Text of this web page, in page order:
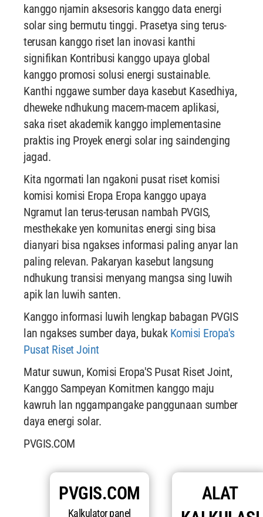
kanggo njamin aksesoris kanggo data energi
solar sing bermutu tinggi. Prasetya sing terus-
terusan kanggo riset lan inovasi kanthi
signifikan Kontribusi kanggo upaya global
kanggo promosi solusi energi sustainable.
Kanthi nggawe sumber daya kasebut Kasedhiya,
dheweke ndhukung macem-macem aplikasi,
saka riset akademik kanggo implementasine
praktis ing Proyek energi solar ing saindenging
jagad.
Kita ngormati lan ngakoni pusat riset komisi
komisi komisi Eropa Eropa kanggo upaya
Ngramut lan terus-terusan nambah PVGIS,
mesthekake yen komunitas energi sing bisa
dianyari bisa ngakses informasi paling anyar lan
paling relevan. Pakaryan kasebut langsung
ndhukung transisi menyang mangsa sing luwih
apik lan luwih santen.
Kanggo informasi luwih lengkap babagan PVGIS
lan ngakses sumber daya, bukak Komisi Eropa's
Pusat Riset Joint
Matur suwun, Komisi Eropa'S Pusat Riset Joint,
Kanggo Sampeyan Komitmen kanggo maju
kawruh lan nggampangake panggunaan sumber
daya energi solar.
PVGIS.COM
PVGIS.COM
Kalkulator panel
ALAT